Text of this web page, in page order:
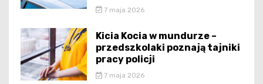
7 maja 2026
Kicia Kocia w mundurze –
przedszkolaki poznają tajniki
pracy policji
7 maja 2026